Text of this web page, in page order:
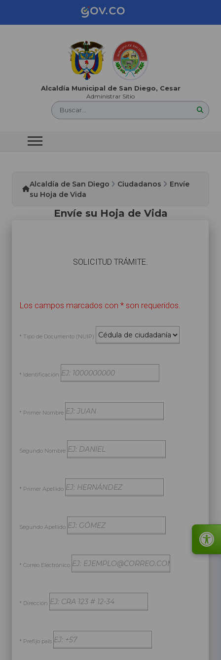
Alcaldía Municipal de San Diego, Cesar
Administrar Sitio
Buscar...
Alcaldía de San Diego Ciudadanos
Envíe
su Hoja de Vida
Envíe su Hoja de Vida
​SOLICITUD TRÁMITE.
Los campos marcados con * son requeridos.
* Tipo de Documento (NUIP)
* Identificación
* Primer Nombre
Segundo Nombre
* Primer Apellido
Segundo Apellido
* Correo Electrónico
* Dirección
* Prefijo país